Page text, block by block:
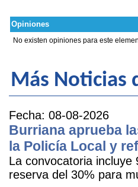
Opiniones
No existen opiniones para este
Más Noticias
Fecha: 08-08-2026
Burriana aprueba
la Policía Local y
La convocatoria
reserva del 30% para